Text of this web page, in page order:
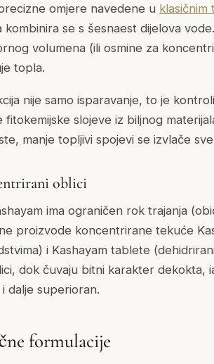
omjere navedene u klasičnim
kombinira se s šesnaest dijelova
volumena (ili osmine za
topla.
nije samo isparavanje, to je
fitokemijske slojeve iz biljnog
manje topljivi spojevi se izvlače
oblici
ima ograničen rok trajanja
proizvode koncentrirane tekuće
i Kashayam tablete
dok čuvaju bitni karakter dekokta,
dalje superioran.
formulacije